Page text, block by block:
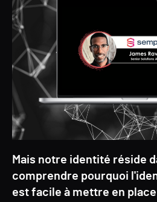
Mais notre identité réside
comprendre pourquoi
est facile à mettre en